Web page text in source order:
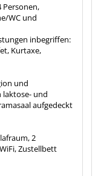
Personen,
WC und
inbegriffen:
Kurtaxe,
und
laktose- und
aufgedeckt
2
Zustellbett